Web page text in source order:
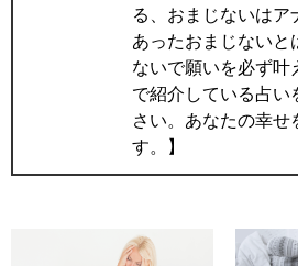
る、おまじないはア
あったおまじないと
ないで願いを必ず叶
で紹介している占い
さい。あなたの幸せ
す。】